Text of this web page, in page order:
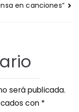
en canciones”
será publicada.
con *